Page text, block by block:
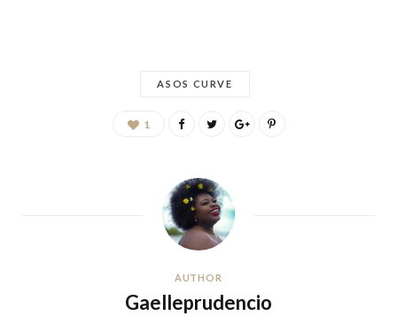
ASOS CURVE
1
AUTHOR
Gaelleprudencio